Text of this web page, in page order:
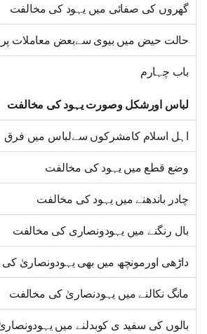
گھروں کی صفائی میں یہود کی مخالفت
حالت حیض میں بیوی سےبعض معاملات
باب چہارم
لباس اورشکل وصورت یہود کی مخالفت
اہل اسلام کامشرکوں سےلباس میں فرق
وضع قطع میں یہود کی مخالفت
چادر باندھنے میں یہود کی مخالفت
بال رنگنے میں یہودونصاری کی مخالفت
داڑھی اورمونچھ میں بھی یہودونصاریٰ
مانگ نکالنے میں یہودنصاریٰ کی مخالفت
بالوں کی سفید ی کوبدلنے میں